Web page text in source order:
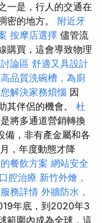
一是，行人的交通在
密的地方。 附近牙
按摩店選擇 儘管流
購買，這會導致物理
論區 舒適又具設計
高品質洗碗槽，為廚
解決家務煩惱 因
其伴侶的機會。 杜
將多通道營銷轉換
備，非有產金屬和各
，年度動態才降
餐飲方案 網站安全
腔治療 新竹外燴，
務詳情 外牆防水，
年底，到2020年3
範圍內成為全球，這